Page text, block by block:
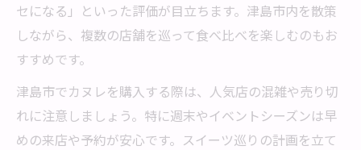
セになる」といった評価が目立ちます。津島市内を散策
しながら、複数の店舗を巡って食べ比べを楽しむのもお
すすめです。
津島市でカヌレを購入する際は、人気店の混雑や売り切
れに注意しましょう。特に週末やイベントシーズンは早
めの来店や予約が安心です。スイーツ巡りの計画を立て